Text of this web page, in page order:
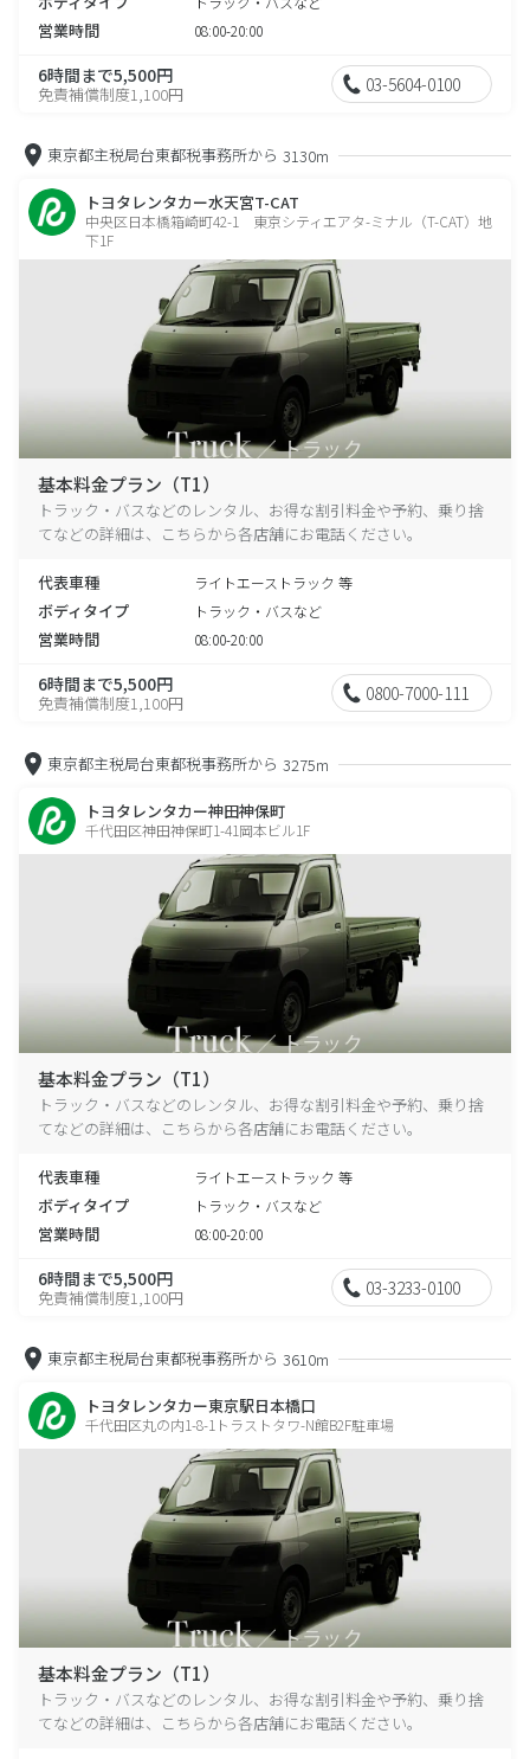
営業時間 08:00-20:00
6時間まで5,500円
免責補償制度1,100円 03-5604-0100
東京都主税局台東都税事務所から 3130m
トヨタレンタカー水天宮T-CAT
中央区日本橋箱崎町42-1 東京シティエアタ-ミナル（T-CAT）地
下1F
基本料金プラン（T1）
トラック・バスなどのレンタル、お得な割引料金や予約、乗り捨
てなどの詳細は、こちらから各店舗にお電話ください。
代表車種 ライトエーストラック 等
ボディタイプ トラック・バスなど
営業時間 08:00-20:00
6時間まで5,500円
免責補償制度1,100円 0800-7000-111
東京都主税局台東都税事務所から 3275m
トヨタレンタカー神田神保町
千代田区神田神保町1-41岡本ビル1F
基本料金プラン（T1）
トラック・バスなどのレンタル、お得な割引料金や予約、乗り捨
てなどの詳細は、こちらから各店舗にお電話ください。
代表車種 ライトエーストラック 等
ボディタイプ トラック・バスなど
営業時間 08:00-20:00
6時間まで5,500円
免責補償制度1,100円 03-3233-0100
東京都主税局台東都税事務所から 3610m
トヨタレンタカー東京駅日本橋口
千代田区丸の内1-8-1トラストタワ-N館B2F駐車場
基本料金プラン（T1）
トラック・バスなどのレンタル、お得な割引料金や予約、乗り捨
てなどの詳細は、こちらから各店舗にお電話ください。